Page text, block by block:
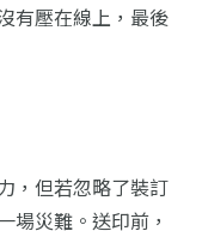
有壓在線上，最後
，但若忽略了裝訂
場災難。送印前，